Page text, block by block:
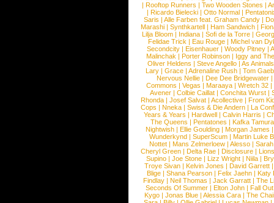
|Rooftop Runners |Two Wooden Stones |
| Ricardo Bielecki | Otto Normal |
Saris | Alle Farben feat. Graham Candy |
Marashi | Synthkartell | Ham Sandwich |
Lilja Bloom | Indiana | Sofi de la Torre |
Felidae Trick | Eau Rouge | Michel van
Secondcity |Eisenhauer |Woody Pitney |
Malinchak |Porter Robinson | Iggy and
Oliver Heldens |Steve Angello |As Animals
Lary | Grace | Adrenaline Rush | Tom
Nervous Nellie | Dee Dee Bridgewater |
Commons |Vegas |Maraaya |Wretch 32 |
Avener | Colbie Caillat | Conchita Wurst |
Rhonda | Josef Salvat | Acollective | From
Cops | Nneka | Swiss & Die Andern | La
Years & Years |Hardwell |Calvin Harris |
The Queens | Pentatones | Kafka Tamura
Nightwish |Ellie Goulding |Morgan James
Wunderkynd | SuperScum | Martin Luke
Nottet |Mans Zelmerloew |Alesso |
Cheryl Green |Delta Rae |Disclosure |
Supino |Joe Stone |Lizz Wright |Niila |
Troye Sivan | Kelvin Jones | David Garrett
Blige | Shana Pearson | Felix Jaehn | Katy
Findlay |Neil Thomas |Jack Garratt |The
Seconds Of Summer |Elton John |Fall
Kygo |Jonas Blue |Alessia Cara |The